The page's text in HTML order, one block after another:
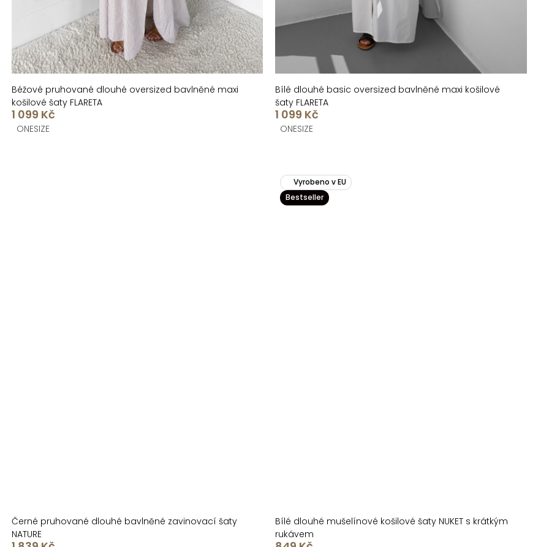
Béžové pruhované dlouhé oversized bavlněné maxi
košilové šaty FLARETA
1 099 Kč
ONESIZE
Bílé dlouhé basic oversized bavlněné maxi košilové
šaty FLARETA
1 099 Kč
ONESIZE
Černé pruhované dlouhé bavlněné zavinovací šaty
NATURE
Vyrobeno v EU
Bestseller
Bílé dlouhé mušelínové košilové šaty NUKET s krátkým
rukávem